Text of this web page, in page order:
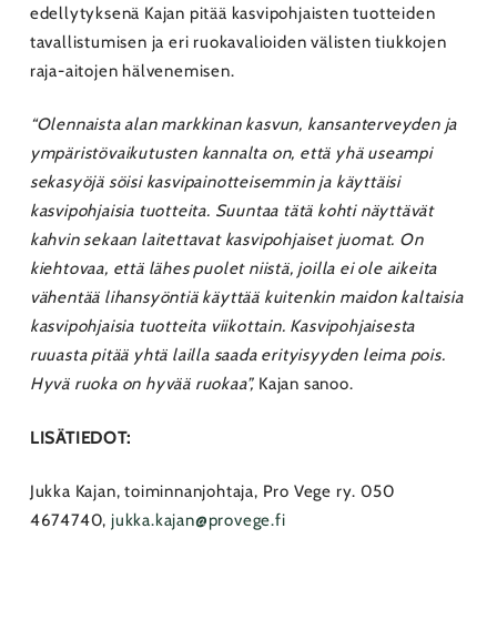
edellytyksenä Kajan pitää kasvipohjaisten tuotteiden
tavallistumisen ja eri ruokavalioiden välisten tiukkojen
raja-aitojen hälvenemisen.
“Olennaista alan markkinan kasvun, kansanterveyden ja
ympäristövaikutusten kannalta on, että yhä useampi
sekasyöjä söisi kasvipainotteisemmin ja käyttäisi
kasvipohjaisia tuotteita. Suuntaa tätä kohti näyttävät
kahvin sekaan laitettavat kasvipohjaiset juomat. On
kiehtovaa, että lähes puolet niistä, joilla ei ole aikeita
vähentää lihansyöntiä käyttää kuitenkin maidon kaltaisia
kasvipohjaisia tuotteita viikottain. Kasvipohjaisesta
ruuasta pitää yhtä lailla saada erityisyyden leima pois.
Hyvä ruoka on hyvää ruokaa”, Kajan sanoo.
LISÄTIEDOT:
Jukka Kajan, toiminnanjohtaja, Pro Vege ry. 050
4674740, jukka.kajan@provege.fi